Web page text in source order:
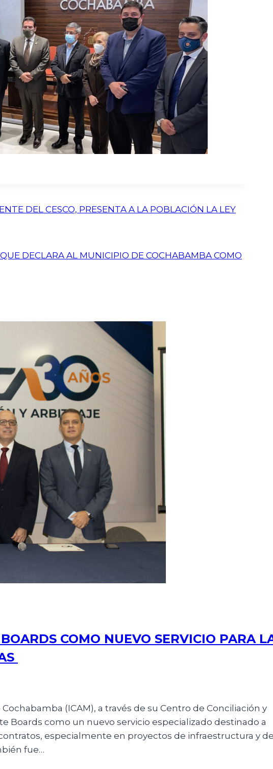
DEL CESCO, PRESENTA A LA POBLACIÓN LA LEY
DECLARA AL MUNICIPIO DE COCHABAMBA COMO
COMO NUEVO SERVICIO PARA
(ICAM), a través de su Centro de Conciliación y
Boards como un nuevo servicio especializado destinado a
especialmente en proyectos de infraestructura y
fue…